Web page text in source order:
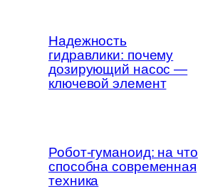
Надежность
гидравлики: почему
дозирующий насос —
ключевой элемент
Робот-гуманоид: на что
способна современная
техника